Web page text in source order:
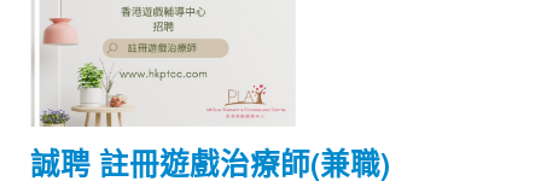
誠聘 註冊遊戲治療師(兼職)